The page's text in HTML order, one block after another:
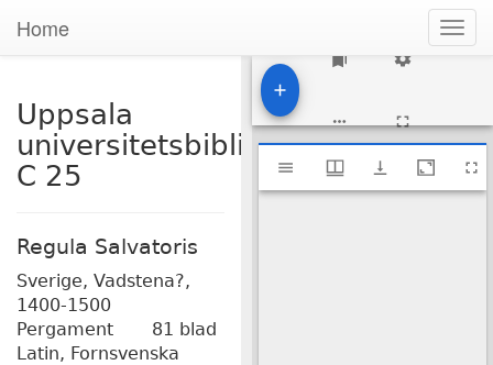
Home
Uppsala
universitetsbibliotek,
C 25
Regula Salvatoris
Sverige, Vadstena?,
1400-1500
Pergament
81 blad
Latin, Fornsvenska
Mirador
viewer
Uppsala universitetsbibliotek, C 25